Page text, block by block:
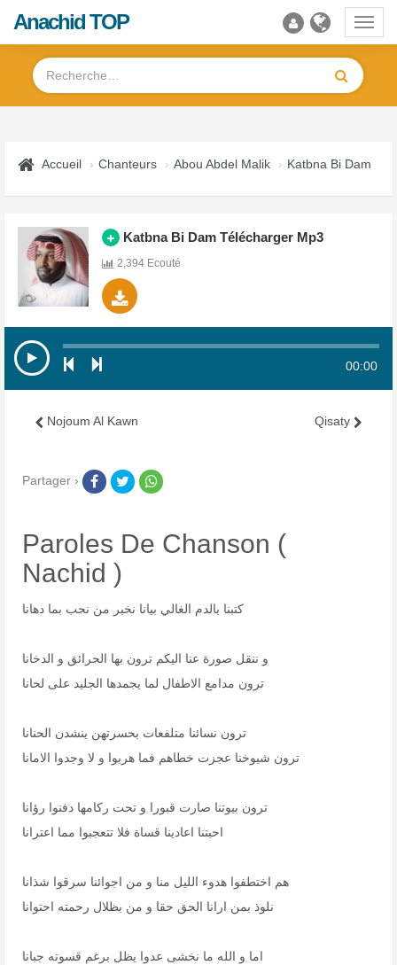
Anachid TOP
Accueil Chanteurs Abou Abdel Malik Katbna Bi Dam
Katbna Bi Dam Télécharger Mp3
2,394 Ecouté
00:00
Nojoum Al Kawn
Partager ›
Paroles De Chanson (
Nachid )
كتبنا بالدم الغالي بيانا نخبر من نحب بما دهانا
و ننقل صورة عنا اليكم ترون بها الحرائق و الدخانا
ترون مدامع الاطفال لما يجمدها الجليد على لحانا
ترون نسائنا متلفعات بحسرتهن ينشدن الحنانا
ترون شيوخنا عجزت خطاهم فما هربوا و لا وجدوا الامانا
ترون بيوتنا صارت قبورا و تحت ركامها دفنوا رؤانا
احبتنا اعادينا قساة فلا تتعجبوا مما اعترانا
هم اختطفوا هدوء الليل منا و من اجوائنا سرقوا شذانا
نلوذ بمن ارانا الحق حقا و من بظلال رحمته احتوانا
اما و الله ما نخشى عدوا يظل برغم قسوته جبانا